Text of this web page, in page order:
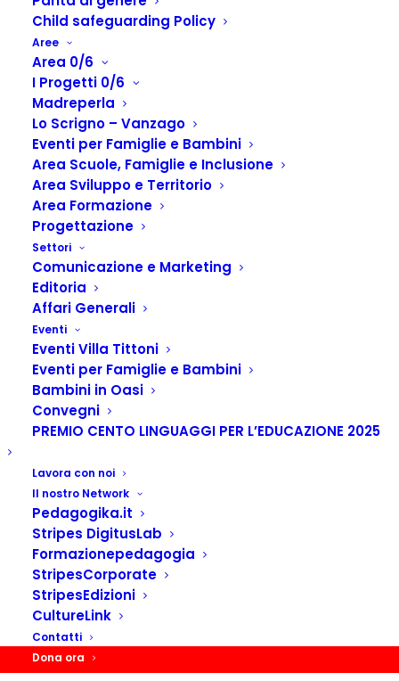
Child safeguarding Policy
Aree
Area 0/6
I Progetti 0/6
Madreperla
Lo Scrigno – Vanzago
Eventi per Famiglie e Bambini
Area Scuole, Famiglie e Inclusione
Area Sviluppo e Territorio
Area Formazione
Progettazione
Settori
Comunicazione e Marketing
Editoria
Affari Generali
Eventi
Eventi Villa Tittoni
Eventi per Famiglie e Bambini
Bambini in Oasi
Convegni
PREMIO CENTO LINGUAGGI PER L’EDUCAZIONE 2025
Lavora con noi
Il nostro Network
Pedagogika.it
Stripes DigitusLab
Formazionepedagogia
StripesCorporate
StripesEdizioni
CultureLink
Contatti
Dona ora
Home Articles Posted by
Non ho trovato nulla
Sembra che non possiamo trovare quello che stati
cercando. Forse ti può aiutare la ricerca.